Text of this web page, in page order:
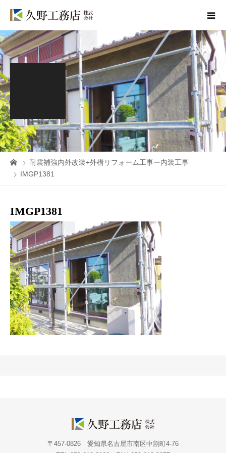
耐震補強内外改装+外構リフォーム工事ー内装工事
IMGP1381
IMGP1381
〒457-0826 愛知県名古屋市南区中割町4-76